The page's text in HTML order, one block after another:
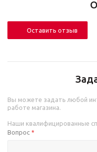
Оставить отзыв
Вы можете задать любой
работе магазина.
Наши квалифицированные
Вопрос *